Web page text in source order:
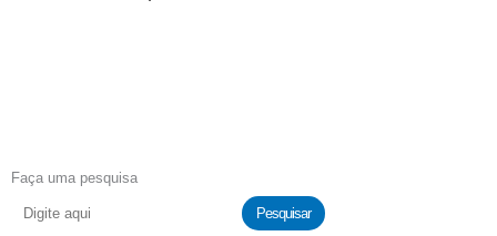
Faça uma pesquisa
Pesquisar